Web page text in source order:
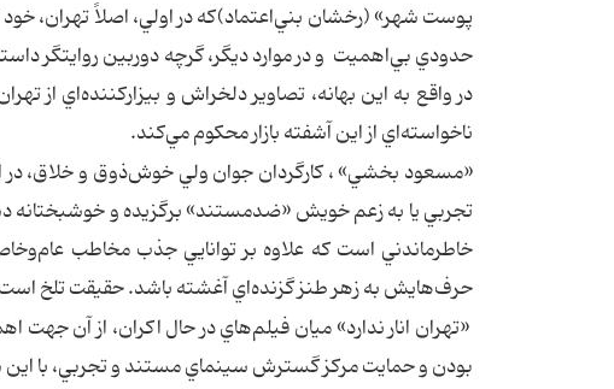
پوست شهر» (رخشان بني‌اعتماد)كه در اولي، اصلاً تهران،
حدودي بي‌اهميت‌ و در موارد ديگر، گرچه دوربين روايتگر
در واقع به اين بهانه، تصاوير دلخراش و بيزاركننده‌اي از
ناخواسته‌اي از اين آشفته بازار محكوم مي‌كند.
«مسعود بخشي» ، كارگردان جوان ولي خوش‌ذوق و خلاق، در
تجربي يا به زعم خويش «ضدمستند» برگزيده و
خاطرماندني است كه علاوه بر توانايي جذب مخاطب
حرف‌هايش به زهر طنز گزنده‌اي آغشته باشد. حقيقت تلخ است
«تهران انار ندارد» ميان فيلم‌هاي در حال اكران، از آن
بودن و حمايت مركز گسترش سينماي مستند و تجربي، با